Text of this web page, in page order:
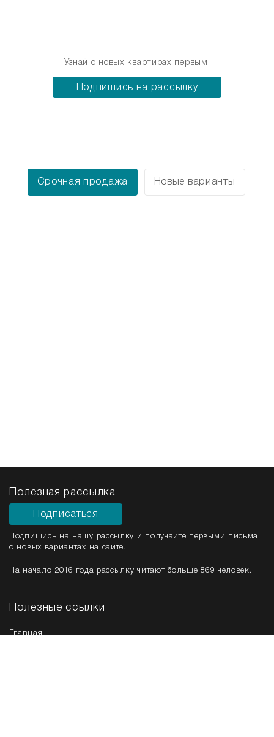
Срочная продажа Новые варианты
Узнай о новых квартирах первым!
Подпишись на рассылку
Полезная рассылка
Подписаться
Подпишись на нашу рассылку и получайте первыми письма
о новых вариантах на сайте.
На начало 2016 года рассылку читают больше 869 человек.
Полезные ссылки
Главная